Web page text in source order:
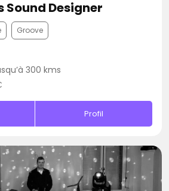
Designer
Groove
300 kms
Profil